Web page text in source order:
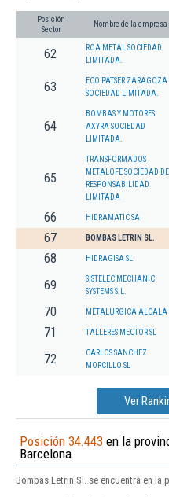
Posición
Sector
Nombre de la empresa
62
ROA METAL SOCIEDAD
LIMITADA.
63
ECO PATSER ZARAGOZA
SOCIEDAD LIMITADA.
64
BOMBAS Y MOTORES
AXYRA SOCIEDAD
LIMITADA.
65
TRANSFORMADOS
METALOFE SOCIEDAD DE
RESPONSABILIDAD
LIMITADA
66 HIDRAMATIC SA
67 BOMBAS LETRIN SL.
68 HIDRAGISA SL.
69
SISTELEC MECHANIC
SYSTEMS S.L.
70 METALURGICA ALCALA
71 TALLERES MECTOR SL
72
CARLOS SANCHEZ
MORCILLO SL
Ver
Posición 34.443 en la
Barcelona
Bombas Letrin Sl. se encuentra en la